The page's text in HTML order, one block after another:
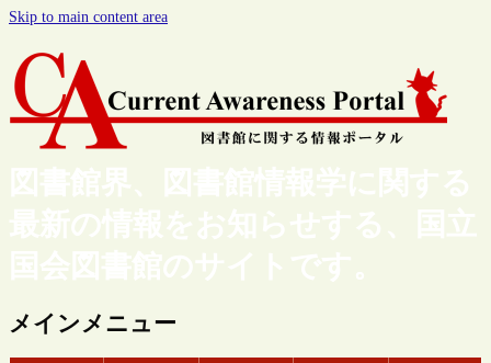
Skip to main content area
図書館界、図書館情報学に関する
最新の情報をお知らせする、国立
国会図書館のサイトです。
メインメニュー